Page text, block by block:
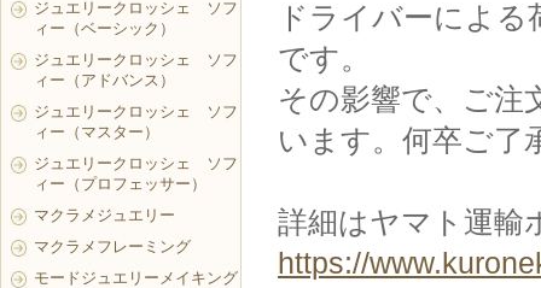
ドライバーによ
です。
その影響で、ご注
います。何卒ご了
詳細はヤマト運輸
https://
ジュエリークロッシェ ソフ
ィー（ベーシック）
ジュエリークロッシェ ソフ
ィー（アドバンス）
ジュエリークロッシェ ソフ
ィー（マスター）
ジュエリークロッシェ ソフ
ィー（プロフェッサー）
マクラメジュエリー
マクラメフレーミング
モードジュエリーメイキング